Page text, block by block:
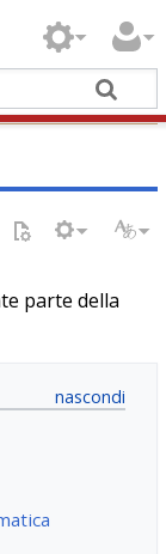
parte della